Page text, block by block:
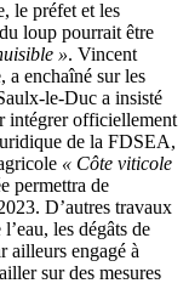
le préfet et les
loup pourrait être
». Vincent
a enchaîné sur les
le-Duc a insisté
intégrer officiellement
de la FDSEA,
« Côte viticole
permettra de
D’autres travaux
les dégâts de
ailleurs engagé à
sur des mesures